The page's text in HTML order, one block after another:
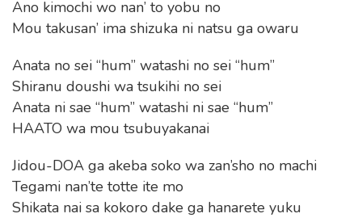
Ano kimochi wo nan’ to yobu no
Mou takusan’ ima shizuka ni natsu ga owaru
Anata no sei “hum” watashi no sei “hum”
Shiranu doushi wa tsukihi no sei
Anata ni sae “hum” watashi ni sae “hum”
HAATO wa mou tsubuyakanai
Jidou-DOA ga akeba soko wa zan’sho no machi
Tegami nan’te totte ite mo
Shikata nai sa kokoro dake ga hanarete yuku